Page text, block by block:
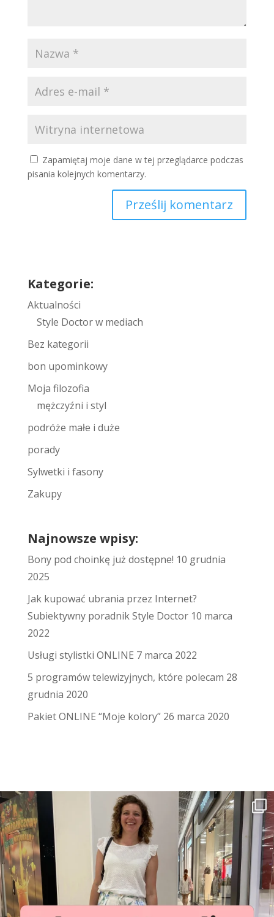
Zapamiętaj moje dane w tej przeglądarce podczas
pisania kolejnych komentarzy.
Prześlij komentarz
Kategorie:
Aktualności
Style Doctor w mediach
Bez kategorii
bon upominkowy
Moja filozofia
mężczyźni i styl
podróże małe i duże
porady
Sylwetki i fasony
Zakupy
Najnowsze wpisy:
Bony pod choinkę już dostępne! 10 grudnia
2025
Jak kupować ubrania przez Internet?
Subiektywny poradnik Style Doctor 10 marca
2022
Usługi stylistki ONLINE 7 marca 2022
5 programów telewizyjnych, które polecam 28
grudnia 2020
Pakiet ONLINE “Moje kolory” 26 marca 2020